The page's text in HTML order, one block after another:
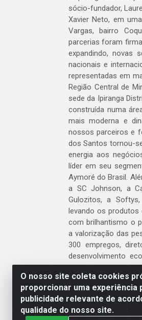
O nosso site coleta cookies
proporcionar uma experiência
publicidade relevante de
qualidade do nosso site.
sócio-fundador,
Xavier Neto, em
Vargas, bairro
parcerias foram
expandindo, novas
nacionais e
representadas em
Região Central de
sede da Ipiranga
construída numa
mais moderna e
nossos parceiros e
dos Santos tornou-
energia aos
líder em seu
Aymoré do Brasil.
a SC Johnson, a
Gulozitos, a
levando os produtos
com brilhantismo o
a valorização das
300 empregos,
desenvolvimento
atua.
Venha fazer parte
Clique aqui